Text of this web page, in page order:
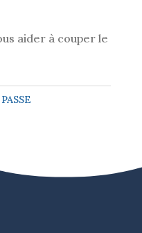
aider à couper le